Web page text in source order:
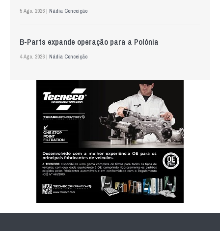
5 Ago. 2026 | Nádia Conceição
B-Parts expande operação para a Polónia
4 Ago. 2026 | Nádia Conceição